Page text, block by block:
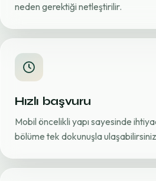
neden gerektiği netleştirilir.
Hızlı başvuru
Mobil öncelikli yapı sayesinde
bölüme tek dokunuşla